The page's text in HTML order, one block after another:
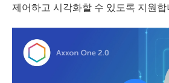
제어하고 시각화할 수 있도록 지원합